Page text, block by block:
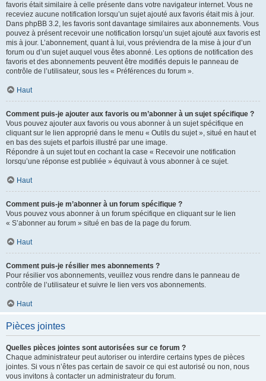
favoris était similaire à celle présente dans votre navigateur internet. Vous ne
receviez aucune notification lorsqu’un sujet ajouté aux favoris était mis à jour.
Dans phpBB 3.2, les favoris sont davantage similaires aux abonnements. Vous
pouvez à présent recevoir une notification lorsqu’un sujet ajouté aux favoris est
mis à jour. L’abonnement, quant à lui, vous préviendra de la mise à jour d’un
forum ou d’un sujet auquel vous êtes abonné. Les options de notification des
favoris et des abonnements peuvent être modifiés depuis le panneau de
contrôle de l’utilisateur, sous les « Préférences du forum ».
Haut
Comment puis-je ajouter aux favoris ou m’abonner à un sujet spécifique ?
Vous pouvez ajouter aux favoris ou vous abonner à un sujet spécifique en
cliquant sur le lien approprié dans le menu « Outils du sujet », situé en haut et
en bas des sujets et parfois illustré par une image.
Répondre à un sujet tout en cochant la case « Recevoir une notification
lorsqu’une réponse est publiée » équivaut à vous abonner à ce sujet.
Haut
Comment puis-je m’abonner à un forum spécifique ?
Vous pouvez vous abonner à un forum spécifique en cliquant sur le lien
« S’abonner au forum » situé en bas de la page du forum.
Haut
Comment puis-je résilier mes abonnements ?
Pour résilier vos abonnements, veuillez vous rendre dans le panneau de
contrôle de l’utilisateur et suivre le lien vers vos abonnements.
Haut
Pièces jointes
Quelles pièces jointes sont autorisées sur ce forum ?
Chaque administrateur peut autoriser ou interdire certains types de pièces
jointes. Si vous n’êtes pas certain de savoir ce qui est autorisé ou non, nous
vous invitons à contacter un administrateur du forum.